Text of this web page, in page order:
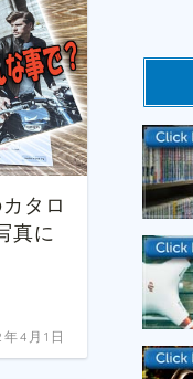
タロ
真に
4月1日